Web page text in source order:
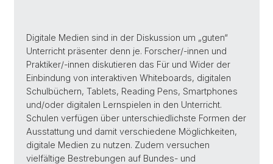
Digitale Medien sind in der Diskussion um „guten“
Unterricht präsenter denn je. Forscher/-innen und
Praktiker/-innen diskutieren das Für und Wider der
Einbindung von interaktiven Whiteboards, digitalen
Schulbüchern, Tablets, Reading Pens, Smartphones
und/oder digitalen Lernspielen in den Unterricht.
Schulen verfügen über unterschiedlichste Formen der
Ausstattung und damit verschiedene Möglichkeiten,
digitale Medien zu nutzen. Zudem versuchen
vielfältige Bestrebungen auf Bundes- und